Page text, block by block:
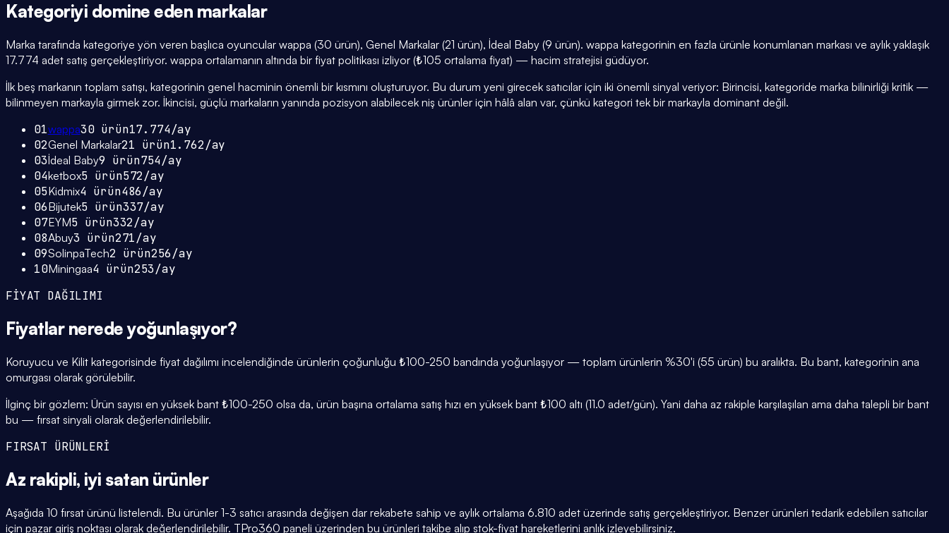
Kategoriyi domine eden markalar
Marka tarafında kategoriye yön veren başlıca oyuncular wappa (30 ürün), Genel Markalar (21 ürün), İdeal Baby (9 ürün). wappa kategorinin en fazla ürünle konumlanan markası ve aylık yaklaşık
17.774 adet satış gerçekleştiriyor. wappa ortalamanın altında bir fiyat politikası izliyor (₺105 ortalama fiyat) — hacim stratejisi güdüyor.
İlk beş markanın toplam satışı, kategorinin genel hacminin önemli bir kısmını oluşturuyor. Bu durum yeni girecek satıcılar için iki önemli sinyal veriyor: Birincisi, kategoride marka bilinirliği kritik —
bilinmeyen markayla girmek zor. İkincisi, güçlü markaların yanında pozisyon alabilecek niş ürünler için hâlâ alan var, çünkü kategori tek bir markayla dominant değil.
01wappa30ürün17.774/ay
02Genel Markalar21 ürün1.762/ay
03İdeal Baby9 ürün754/ay
04ketbox5 ürün572/ay
05Kidmix4 ürün486/ay
06Bijutek5 ürün337/ay
07EYM5 ürün332/ay
08Abuy3 ürün271/ay
09SolinpaTech2 ürün256/ay
10Miningaa4 ürün253/ay
FİYAT DAĞILIMI
Fiyatlar nerede yoğunlaşıyor?
Koruyucu ve Kilit kategorisinde fiyat dağılımı incelendiğinde ürünlerin çoğunluğu ₺100-250 bandında yoğunlaşıyor — toplam ürünlerin %30'i (55 ürün) bu aralıkta. Bu bant, kategorinin ana
omurgası olarak görülebilir.
İlginç bir gözlem: Ürün sayısı en yüksek bant ₺100-250 olsa da, ürün başına ortalama satış hızı en yüksek bant ₺100 altı (11.0 adet/gün). Yani daha az rakiple karşılaşılan ama daha talepli bir bant
bu — fırsat sinyali olarak değerlendirilebilir.
FIRSAT ÜRÜNLERİ
Az rakipli, iyi satan ürünler
Aşağıda 10 fırsat ürünü listelendi. Bu ürünler 1-3 satıcı arasında değişen dar rekabete sahip ve aylık ortalama 6.810 adet üzerinde satış gerçekleştiriyor. Benzer ürünleri tedarik edebilen satıcılar
için pazar giriş noktası olarak değerlendirilebilir. TPro360 paneli üzerinden bu ürünleri takibe alıp stok-fiyat hareketlerini anlık izleyebilirsiniz.